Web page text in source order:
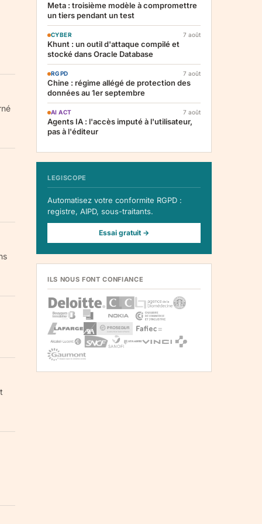
Meta : troisième modèle à compromettre
un tiers pendant un test
CYBER 7 août
Khunt : un outil d'attaque compilé et
stocké dans Oracle Database
RGPD 7 août
Chine : régime allégé de protection des
données au 1er septembre
AI ACT 7 août
Agents IA : l'accès imputé à l'utilisateur,
pas à l'éditeur
LEGISCOPE
Automatisez votre conformite RGPD :
registre, AIPD, sous-traitants.
Essai gratuit →
ILS NOUS FONT CONFIANCE